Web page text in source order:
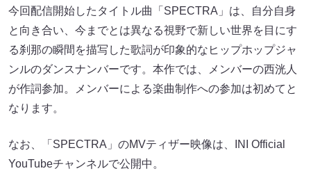
今回配信開始したタイトル曲「SPECTRA」は、自分自身
と向き合い、今までとは異なる視野で新しい世界を目にす
る刹那の瞬間を描写した歌詞が印象的なヒップホップジャ
ンルのダンスナンバーです。本作では、メンバーの西洸人
が作詞参加。メンバーによる楽曲制作への参加は初めてと
なります。
なお、「SPECTRA」のMVティザー映像は、INI Official
YouTubeチャンネルで公開中。